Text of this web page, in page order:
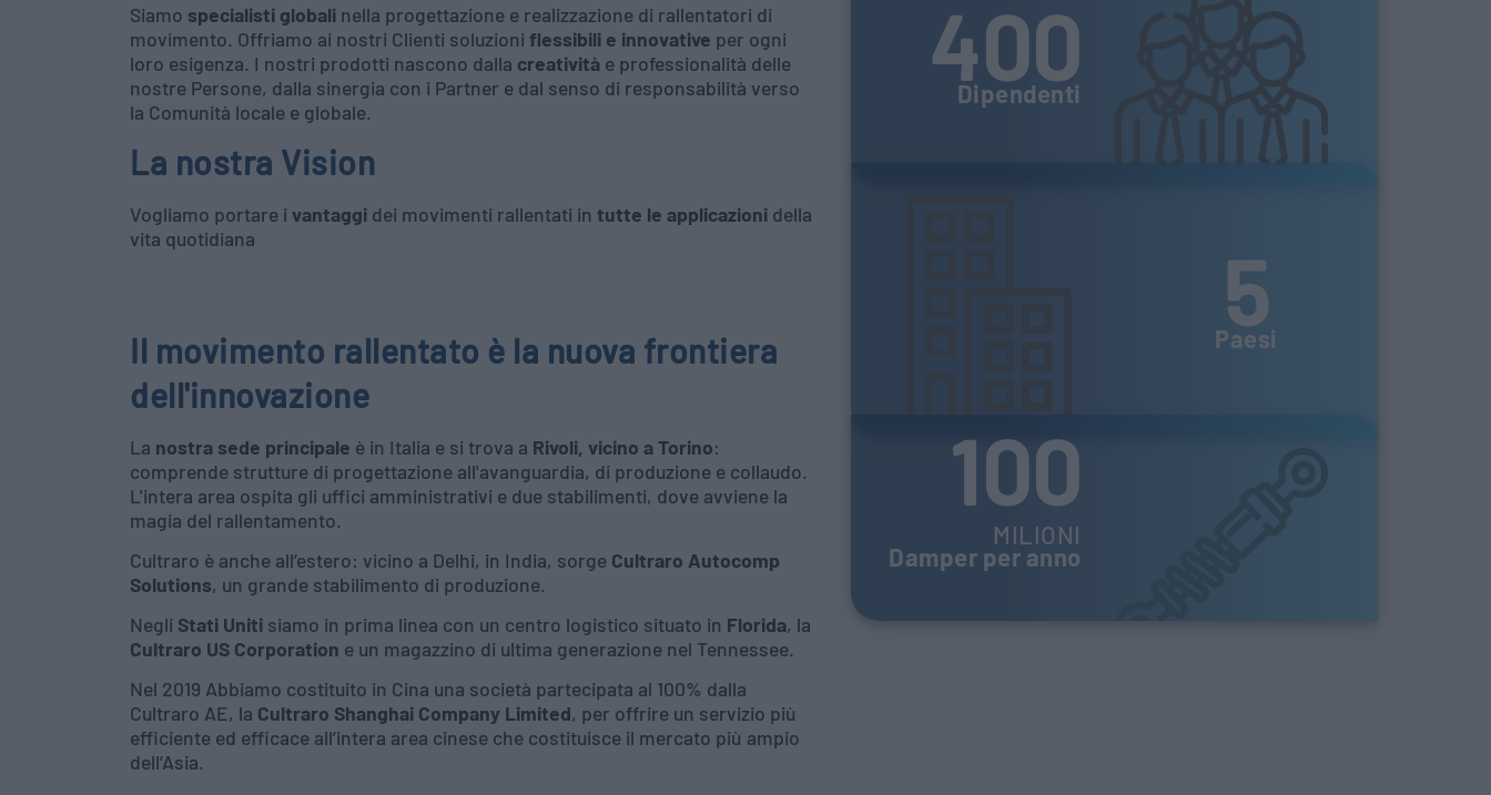
Siamo specialisti globali nella progettazione e realizzazione di rallentatori di
movimento. Offriamo ai nostri Clienti soluzioni flessibili e innovative per ogni
loro esigenza. I nostri prodotti nascono dalla creatività e professionalità delle
nostre Persone, dalla sinergia con i Partner e dal senso di responsabilità verso
la Comunità locale e globale.
La nostra Vision
Vogliamo portare i vantaggi dei movimenti rallentati in tutte le applicazioni della
vita quotidiana
Il movimento rallentato è la nuova frontiera
dell'innovazione
La nostra sede principale è in Italia e si trova a Rivoli, vicino a Torino:
comprende strutture di progettazione all'avanguardia, di produzione e collaudo.
L'intera area ospita gli uffici amministrativi e due stabilimenti, dove avviene la
magia del rallentamento.
Cultraro è anche all’estero: vicino a Delhi, in India, sorge Cultraro Autocomp
Solutions, un grande stabilimento di produzione.
Negli Stati Uniti siamo in prima linea con un centro logistico situato in Florida, la
Cultraro US Corporation e un magazzino di ultima generazione nel Tennessee.
Nel 2019 Abbiamo costituito in Cina una società partecipata al 100% dalla
Cultraro AE, la Cultraro Shanghai Company Limited, per offrire un servizio più
efficiente ed efficace all’intera area cinese che costituisce il mercato più ampio
dell’Asia.
400
Dipendenti
5
Paesi
100
MILIONI
Damper per anno